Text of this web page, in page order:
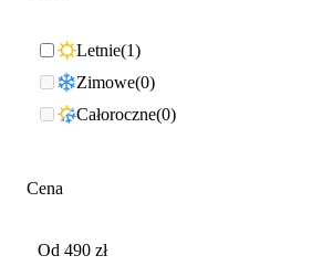
Letnie 1
Zimowe 0
Całoroczne 0
Cena